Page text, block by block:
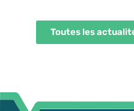
Toutes les